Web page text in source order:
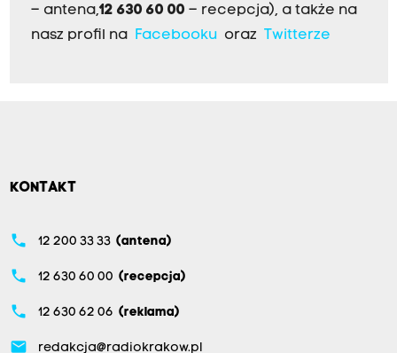
– antena,12 630 60 00 – recepcja), a także na
nasz profil na Facebookuoraz Twitterze
KONTAKT
phone 12 200 33 33 (antena)
phone 12 630 60 00 (recepcja)
phone 12 630 62 06 (reklama)
email redakcja@radiokrakow.pl